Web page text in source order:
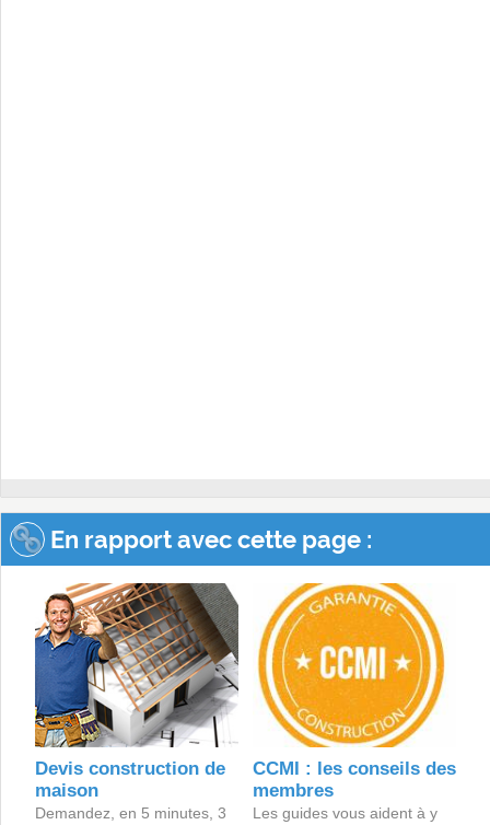
En rapport avec cette page :
Devis construction de
maison
Demandez, en 5 minutes, 3
CCMI : les conseils des
membres
Les guides vous aident à y